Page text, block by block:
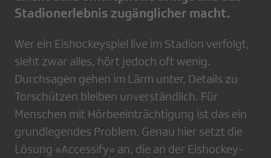
Stadionerlebnis zugänglicher macht.
Wer ein Eishockeyspiel live im Stadion verfolgt,
sieht zwar alles, hört jedoch oft wenig.
Durchsagen gehen im Lärm unter, Details zu
Torschützen bleiben unverständlich. Für
Menschen mit Hörbeeinträchtigung ist das ein
grundlegendes Problem. Genau hier setzt die
Lösung «Accessify» an, die an der Eishockey-